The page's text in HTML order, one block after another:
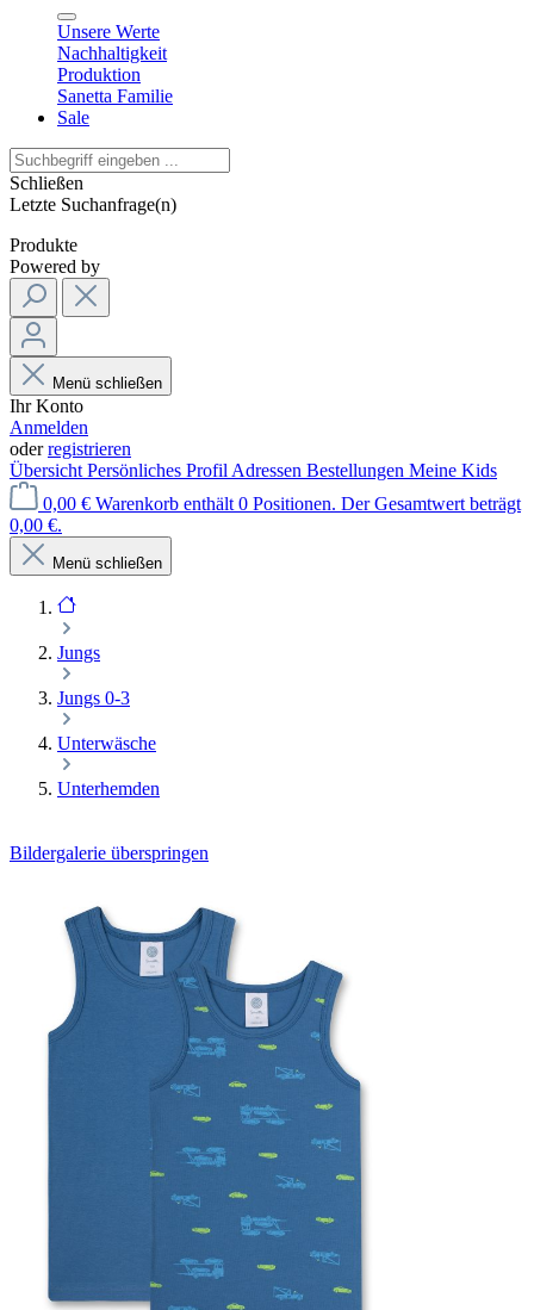
Unsere Werte
Nachhaltigkeit
Produktion
Sanetta Familie
Sale
Schließen
Letzte Suchanfrage(n)
Produkte
Powered by
Menü schließen
Ihr Konto
Anmelden
oderregistrieren
Übersicht Persönliches Profil Adressen Bestellungen Meine Kids
0,00 € Warenkorb enthält 0 Positionen. Der Gesamtwert beträgt
0,00 €.
Menü schließen
Jungs
Jungs 0-3
Unterwäsche
Unterhemden
Bildergalerie überspringen